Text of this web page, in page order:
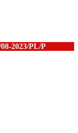
2023/PL/P